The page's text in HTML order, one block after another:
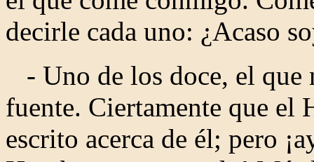
decirle cada uno: ¿Acaso
- Uno de los doce, el que
fuente. Ciertamente que el
escrito acerca de él; pero